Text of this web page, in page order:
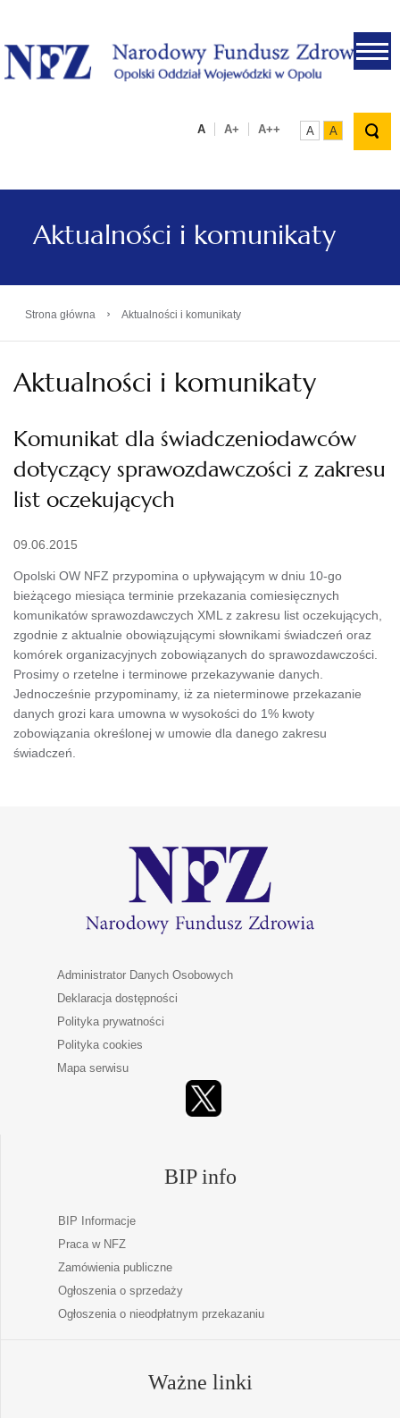
.
A A+ A++ A A
Aktualności i komunikaty
Strona główna › Aktualności i komunikaty
Aktualności i komunikaty
Komunikat dla świadczeniodawców
dotyczący sprawozdawczości z zakresu
list oczekujących
09.06.2015
Opolski OW NFZ przypomina o upływającym w dniu 10-go
bieżącego miesiąca terminie przekazania comiesięcznych
komunikatów sprawozdawczych XML z zakresu list oczekujących,
zgodnie z aktualnie obowiązującymi słownikami świadczeń oraz
komórek organizacyjnych zobowiązanych do sprawozdawczości.
Prosimy o rzetelne i terminowe przekazywanie danych.
Jednocześnie przypominamy, iż za nieterminowe przekazanie
danych grozi kara umowna w wysokości do 1% kwoty
zobowiązania określonej w umowie dla danego zakresu
świadczeń.
Administrator Danych Osobowych
Deklaracja dostępności
Polityka prywatności
Polityka cookies
Mapa serwisu
BIP info
BIP Informacje
Praca w NFZ
Zamówienia publiczne
Ogłoszenia o sprzedaży
Ogłoszenia o nieodpłatnym przekazaniu
Ważne linki